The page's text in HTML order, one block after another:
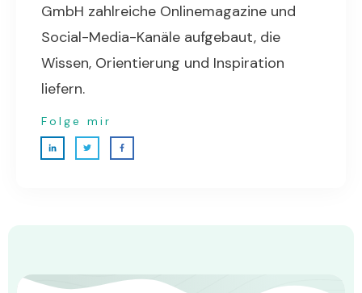
GmbH zahlreiche Onlinemagazine und
Social-Media-Kanäle aufgebaut, die
Wissen, Orientierung und Inspiration
liefern.
Folge mir